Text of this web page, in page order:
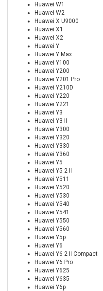
Huawei W1
Huawei W2
Huawei X U9000
Huawei X1
Huawei X2
Huawei Y
Huawei Y Max
Huawei Y100
Huawei Y200
Huawei Y201 Pro
Huawei Y210D
Huawei Y220
Huawei Y221
Huawei Y3
Huawei Y3 II
Huawei Y300
Huawei Y320
Huawei Y330
Huawei Y360
Huawei Y5
Huawei Y5 2 II
Huawei Y511
Huawei Y520
Huawei Y530
Huawei Y540
Huawei Y541
Huawei Y550
Huawei Y560
Huawei Y5p
Huawei Y6
Huawei Y6 2 II Compact
Huawei Y6 Pro
Huawei Y625
Huawei Y635
Huawei Y6p